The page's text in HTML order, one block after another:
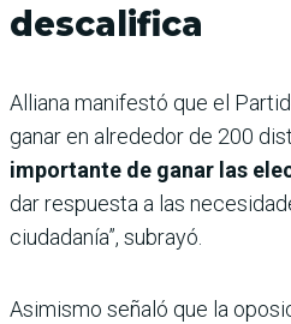
descalifica
Alliana manifestó que el
ganar en alrededor de 200
importante de ganar las
dar respuesta a las
ciudadanía”, subrayó.
Asimismo señaló que la